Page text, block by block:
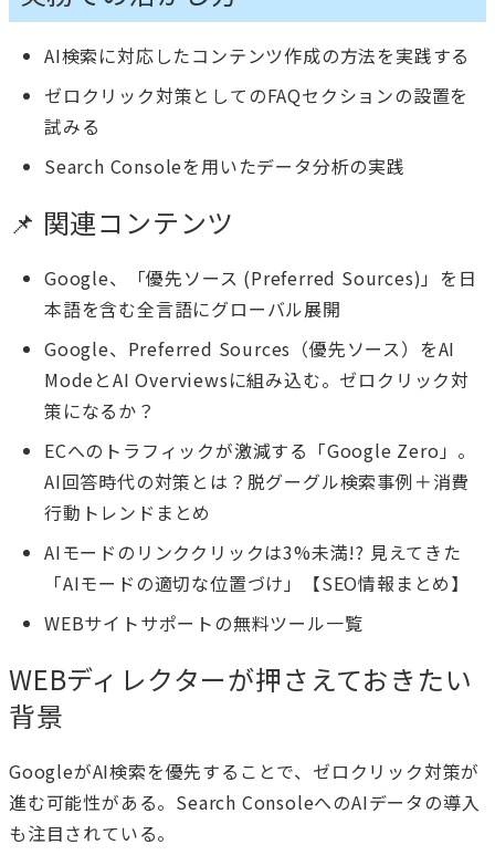
AI検索に対応したコンテンツ作成の方法を実践する
ゼロクリック対策としてのFAQセクションの設置を
試みる
Search Consoleを用いたデータ分析の実践
📌 関連コンテンツ
Google、「優先ソース (Preferred Sources)」を日
本語を含む全言語にグローバル展開
Google、Preferred Sources（優先ソース）をAI
ModeとAI Overviewsに組み込む。ゼロクリック対
策になるか？
ECへのトラフィックが激減する「Google Zero」。
AI回答時代の対策とは？脱グーグル検索事例＋消費
行動トレンドまとめ
AIモードのリンククリックは3%未満!? 見えてきた
「AIモードの適切な位置づけ」【SEO情報まとめ】
WEBサイトサポートの無料ツール一覧
WEBディレクターが押さえておきたい
背景
GoogleがAI検索を優先することで、ゼロクリック対策が
進む可能性がある。Search ConsoleへのAIデータの導入
も注目されている。